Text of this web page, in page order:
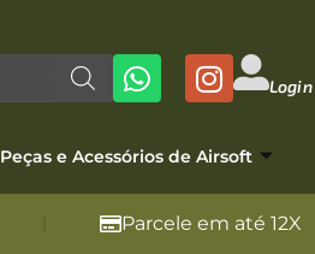
Login
Peças e Acessórios de Airsoft
Parcele em até 12X